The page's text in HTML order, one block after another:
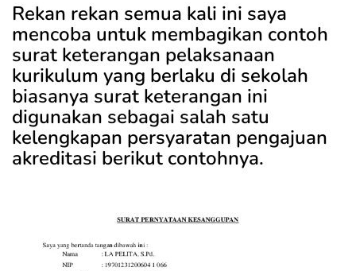
Rekan rekan semua kali ini saya
mencoba untuk membagikan contoh
surat keterangan pelaksanaan
kurikulum yang berlaku di sekolah
biasanya surat keterangan ini
digunakan sebagai salah satu
kelengkapan persyaratan pengajuan
akreditasi berikut contohnya.